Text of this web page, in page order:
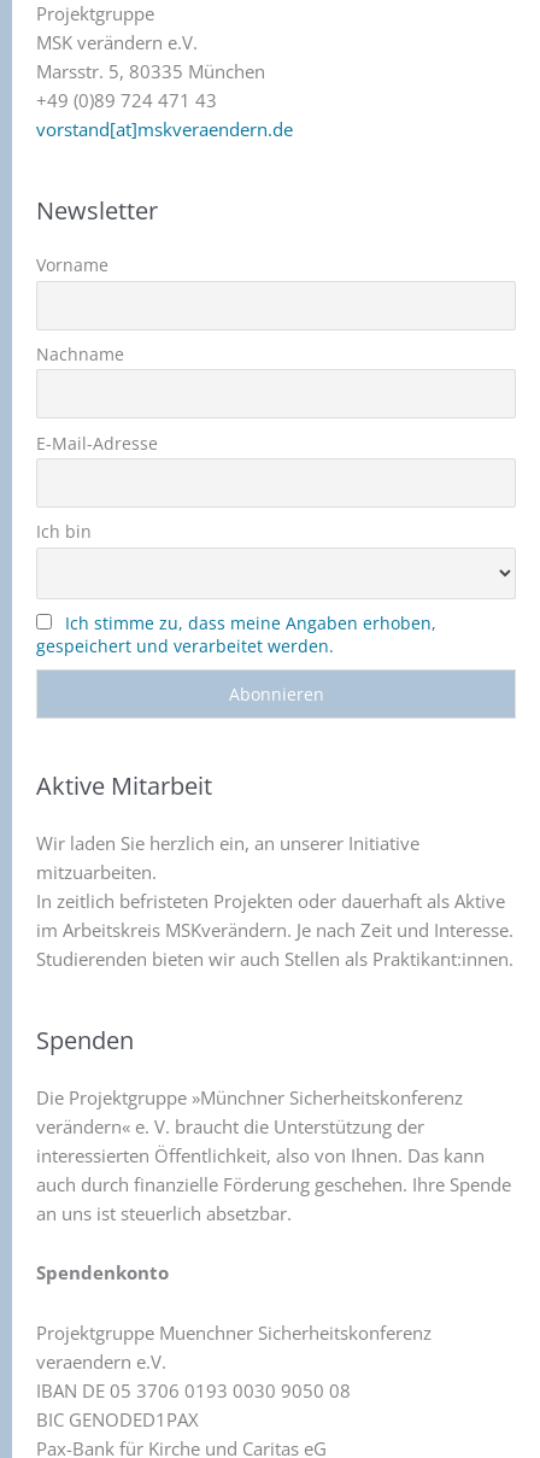
Projektgruppe
MSK verändern e.V.
Marsstr. 5, 80335 München
+49 (0)89 724 471 43
vorstand[at]mskveraendern.de
Newsletter
Vorname
Nachname
E-Mail-Adresse
Ich bin
Ich stimme zu, dass meine Angaben erhoben,
gespeichert und verarbeitet werden.
Aktive Mitarbeit
Wir laden Sie herzlich ein, an unserer Initiative
mitzuarbeiten.
In zeitlich befristeten Projekten oder dauerhaft als Aktive
im Arbeitskreis MSKverändern. Je nach Zeit und Interesse.
Studierenden bieten wir auch Stellen als Praktikant:innen.
Spenden
Die Projektgruppe »Münchner Sicherheitskonferenz
verändern« e. V. braucht die Unterstützung der
interessierten Öffentlichkeit, also von Ihnen. Das kann
auch durch finanzielle Förderung geschehen. Ihre Spende
an uns ist steuerlich absetzbar.
Spendenkonto
Projektgruppe Muenchner Sicherheitskonferenz
veraendern e.V.
IBAN DE 05 3706 0193 0030 9050 08
BIC GENODED1PAX
Pax-Bank für Kirche und Caritas eG